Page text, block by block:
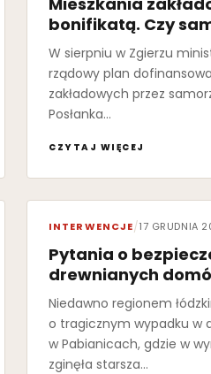
bonifikatą. Czy
W sierpniu w Zgierzu
rządowy plan
zakładowych przez
Posłanka…
CZYTAJ WIĘCEJ
INTERWENCJE/17 GRUDNIA
Pytania o
drewnianych
Niedawno regionem
o tragicznym wypadku w
w Pabianicach, gdzie w
zginęła starsza…